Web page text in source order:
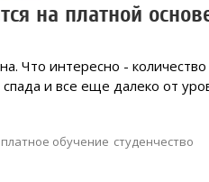
на платной
Что интересно -
и все еще далеко от
платное обучение студенчество